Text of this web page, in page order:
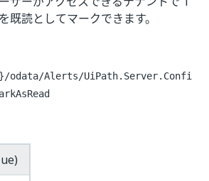
既読としてマークできます。
odata/Alerts/UiPath.Server.Confi